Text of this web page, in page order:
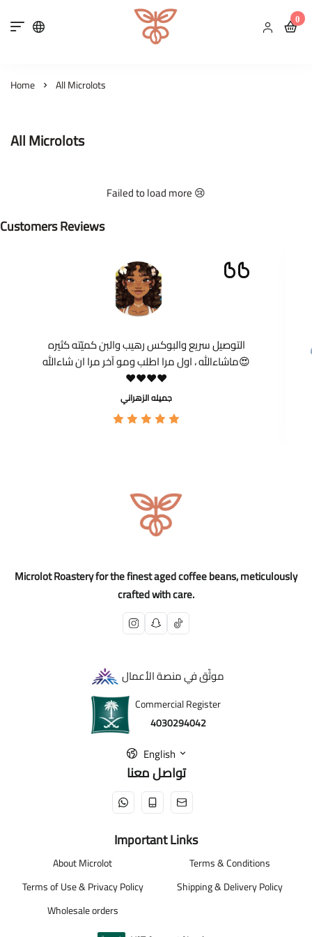
Microlot Specialty Coffee
0
Home All Microlots
All Microlots
Failed to load more 😢
Customers Reviews
التوصيل سريع والبوكس رهيب والبن كميّته كثيره
ماشاءالله ، اول مرا اطلب ومو آخر مرا ان شاءالله😍
❤️❤️❤️❤️
جميله الزهراني
Microlot Roastery for the finest aged coffee beans, meticulously
crafted with care.
موثّق في منصة الأعمال
Commercial Register
4030294042
English
تواصل معنا
Important Links
About Microlot
Terms & Conditions
Terms of Use & Privacy Policy
Shipping & Delivery Policy
Wholesale orders